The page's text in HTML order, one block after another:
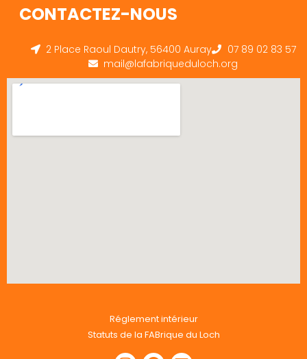
CONTACTEZ-NOUS
2 Place Raoul Dautry, 56400 Auray
07 89 02 83 57
mail@lafabriqueduloch.org
Réglement intérieur
Statuts de la FABrique du Loch